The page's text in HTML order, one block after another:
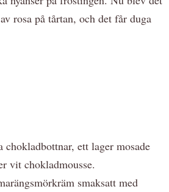
rosa på tårtan, och det får duga
chokladbottnar, ett lager mosade
vit chokladmousse.
smaksatt med